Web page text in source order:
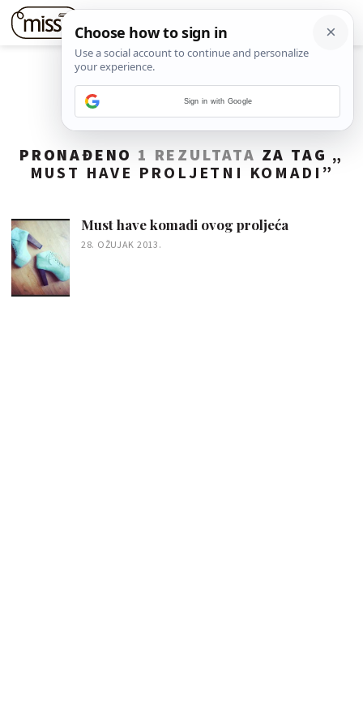
PRONAĐENO 1 REZULTATA ZA TAG „
MUST HAVE PROLJETNI KOMADI ”
Must have komadi ovog proljeća
28. OŽUJAK 2013.
Sign in with Google